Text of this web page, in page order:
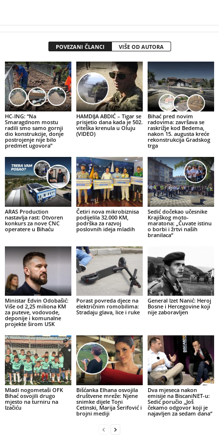
POVEZANI ČLANCI VIŠE OD AUTORA
HC-ING: “Na
Smaragdnom mostu
radili smo samo gornji
dio konstrukcije, donje
postrojenje nije bilo
predmet ugovora”
HAMDIJA ABDIĆ – Tigar se
prisjetio dana kada je 502.
viteška krenula u Oluju
(VIDEO)
Bihać pred novim
radovima: završava se
raskrižje kod Bedema,
nakon 15. augusta kreće
rekonstrukcija Gradskog
trga
ARAS Production
nastavlja rast: Otvoren
konkurs za nove CNC
operatere u Bihaću
Četiri nova mikrobiznisa
podijelila 32.000 KM,
podrška za razvoj
poslovnih ideja mladih
Sedić dočekao učesnike
Krajiškog moto-
maratona: „Čuvate istinu
o borbi i žrtvi naših
branilaca“
Ministar Edvin Odobašić:
Više od 2,25 miliona KM
za puteve, vodovode,
deponije i komunalne
projekte širom USK
Porast povreda djece na
električnim romobilima:
Stradaju glava, lice i ruke
General Izet Nanić: Heroj
Bosne i Hercegovine koji
nije zaboravljen
Mladi nogometaši OFK
Bihać osvojili drugo
mjesto na turniru na
Izačiću
Bišćanka Elhana osvojila
društvene mreže: Njene
snimke dijele Toni
Cetinski, Marija Šerifović i
brojni mediji
Dva mjeseca nakon
emisije na BiscaniNET-u:
Sedić poručio „Još
čekamo odgovor koji je
najavljen za sedam dana“